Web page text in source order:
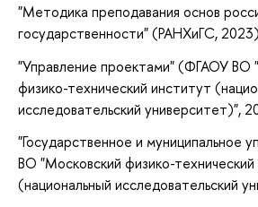
"Методика преподавания основ
государственности" (РАНХиГС, 2023)
"Управление проектами" (ФГАОУ ВО
физико-технический институт
исследовательский университет)",
"Государственное и муниципальное
ВО "Московский физико-технический
(национальный исследовательский